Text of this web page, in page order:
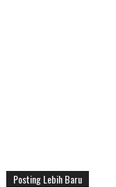
Posting Lebih Baru